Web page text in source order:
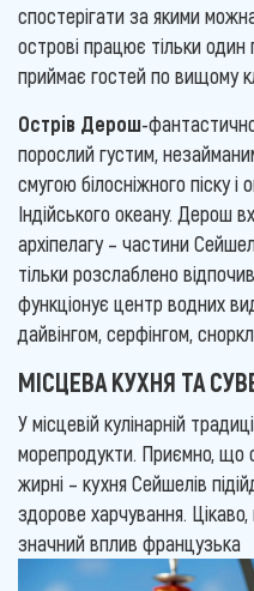
спостерігати за якими
острові працює тільки один
приймає гостей по вищому
Острів Дерош-
порослий густим,
смугою білосніжного піску
Індійського океану. Дерош
архіпелагу – частини
тільки розслаблено
функціонує центр водних
дайвінгом, серфінгом,
МІСЦЕВА КУХНЯ ТА
У місцевій кулінарній
морепродукти. Приємно, що
жирні – кухня Сейшелів
здорове харчування.
значний вплив французька